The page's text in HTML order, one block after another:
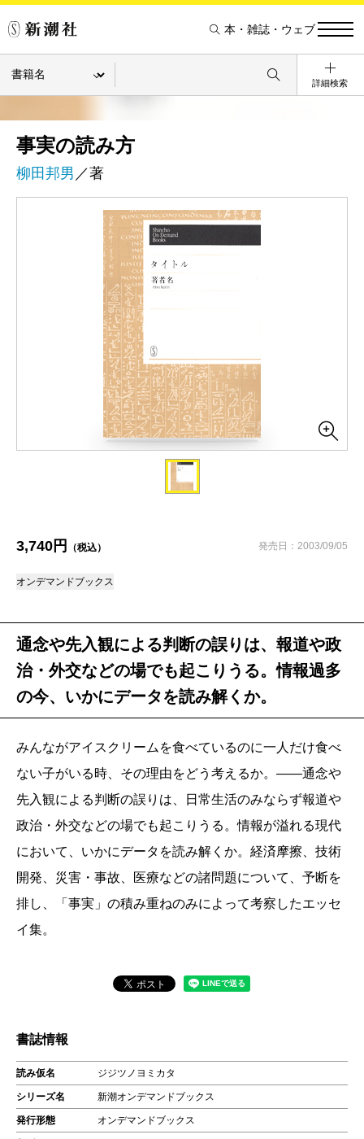
本・雑誌・ウェブ
詳細検索
事実の読み方
柳田邦男 ／著
3,740円 （税込） 発売日：2003/09/05
オンデマンドブックス
通念や先入観による判断の誤りは、報道や政
治・外交などの場でも起こりうる。情報過多
の今、いかにデータを読み解くか。
みんながアイスクリームを食べているのに一人だけ食べ
ない子がいる時、その理由をどう考えるか。――通念や
先入観による判断の誤りは、日常生活のみならず報道や
政治・外交などの場でも起こりうる。情報が溢れる現代
において、いかにデータを読み解くか。経済摩擦、技術
開発、災害・事故、医療などの諸問題について、予断を
排し、「事実」の積み重ねのみによって考察したエッセ
イ集。
書誌情報
読み仮名 ジジツノヨミカタ
シリーズ名 新潮オンデマンドブックス
発行形態 オンデマンドブックス